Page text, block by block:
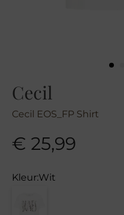
Cecil
Cecil EOS_FP Shirt
€ 25,99
Kleur:Wit